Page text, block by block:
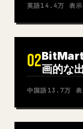
英語14.4万 表示
02BitMart
画的な
中国語 13.7万